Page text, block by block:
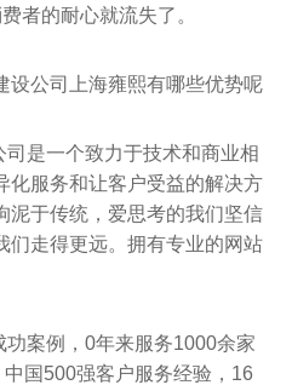
者的耐心就流失了。
设公司上海雍熙有哪些优势呢
是一个致力于技术和商业相
化服务和让客户受益的解决方
泥于传统，爱思考的我们坚信
们走得更远。拥有专业的网站
案例，0年来服务1000余家
国500强客户服务经验，16